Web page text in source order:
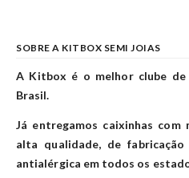
SOBRE A KITBOX SEMI JOIAS
A Kitbox é o melhor clube
Brasil.
Já entregamos caixinhas
alta qualidade, de
antialérgica em todos os